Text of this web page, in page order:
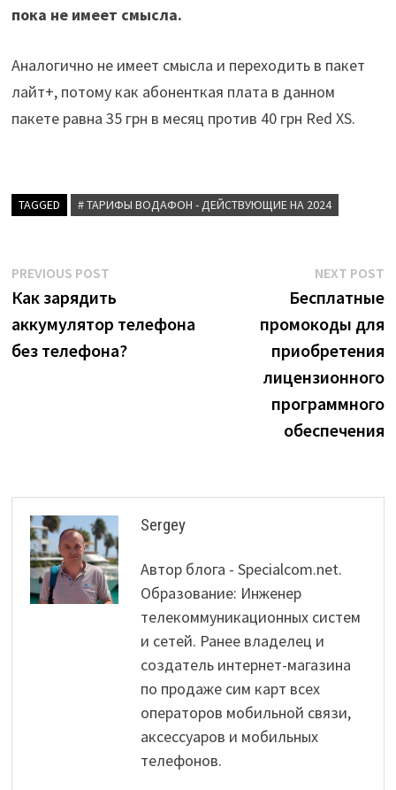
пока не имеет смысла.
Аналогично не имеет смысла и переходить в пакет
лайт+, потому как абоненткая плата в данном
пакете равна 35 грн в месяц против 40 грн Red XS.
TAGGED # ТАРИФЫ ВОДАФОН - ДЕЙСТВУЮЩИЕ НА 2024
Post
navigation
PREVIOUS POSTPrevious
post:
Как зарядить
аккумулятор телефона
без телефона?
NEXT POST
Бесплатные
промокоды для
приобретения
лицензионного
программного
обеспечения
Sergey
Автор блога - Specialcom.net.
Образование: Инженер
телекоммуникационных систем
и сетей. Ранее владелец и
создатель интернет-магазина
по продаже сим карт всех
операторов мобильной связи,
аксессуаров и мобильных
телефонов.